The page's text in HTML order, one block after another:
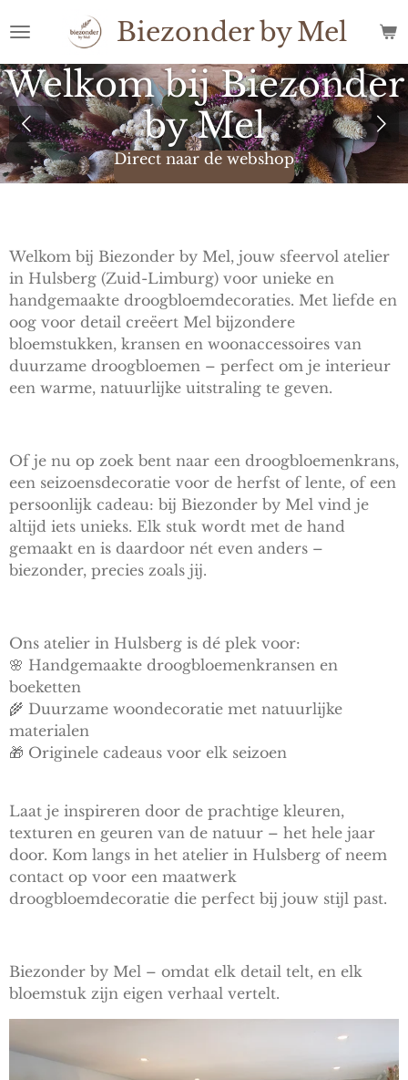
direct
naar
de
hoofdinhoud
BiezonderbyMel
Welkom bij Biezonder
by Mel
Direct naar de webshop
Welkom bij Biezonder by Mel, jouw sfeervol atelier
in Hulsberg (Zuid-Limburg) voor unieke en
handgemaakte droogbloemdecoraties. Met liefde en
oog voor detail creëert Mel bijzondere
bloemstukken, kransen en woonaccessoires van
duurzame droogbloemen – perfect om je interieur
een warme, natuurlijke uitstraling te geven.
Of je nu op zoek bent naar een droogbloemenkrans,
een seizoensdecoratie voor de herfst of lente, of een
persoonlijk cadeau: bij Biezonder by Mel vind je
altijd iets unieks. Elk stuk wordt met de hand
gemaakt en is daardoor nét even anders –
biezonder, precies zoals jij.
Ons atelier in Hulsberg is dé plek voor:
🌸 Handgemaakte droogbloemenkransen en
boeketten
🌾 Duurzame woondecoratie met natuurlijke
materialen
🎁 Originele cadeaus voor elk seizoen
Laat je inspireren door de prachtige kleuren,
texturen en geuren van de natuur – het hele jaar
door. Kom langs in het atelier in Hulsberg of neem
contact op voor een maatwerk
droogbloemdecoratie die perfect bij jouw stijl past.
Biezonder by Mel – omdat elk detail telt, en elk
bloemstuk zijn eigen verhaal vertelt.